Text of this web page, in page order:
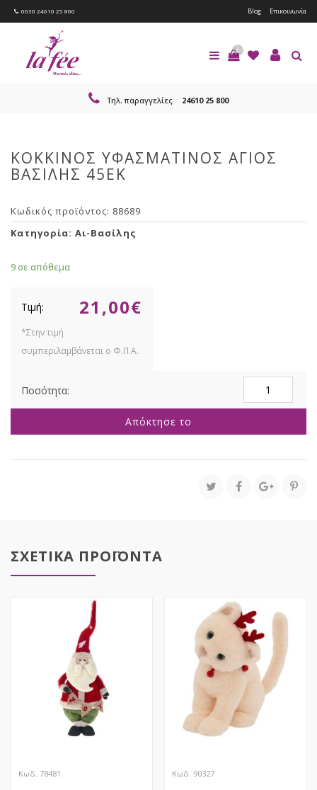
0030 24610 25 800 Blog Επικοινωνία
0
Τηλ. παραγγελίες 24610 25 800
ΚΟΚΚΙΝΟΣ ΥΦΑΣΜΑΤΙΝΟΣ ΑΓΙΟΣ
ΒΑΣΙΛΗΣ 45ΕΚ
Κωδικός προϊόντος: 88689
Κατηγορία: Αι-Βασίλης
9 σε απόθεμα
21,00€
ΥΦΑΣΜΑΤΙΝΟΣ
ΑΓΙΟΣ
45ΕΚ
Απόκτησε το
ΣΧΕΤΙΚΑ ΠΡΟΪΟΝΤΑ
Κωδ. 78481 Κωδ. 90327